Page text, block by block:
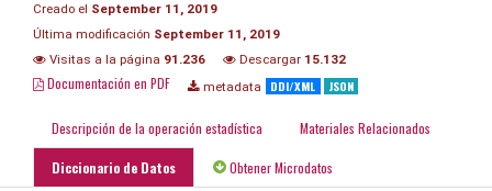
Creado el September 11, 2019
Última modificación September 11, 2019
Visitas a la página 91.236 Descargar 15.132
Documentación en PDF metadata DDI/XML JSON
Descripción de la operación estadística Materiales Relacionados
Diccionario de Datos Obtener Microdatos